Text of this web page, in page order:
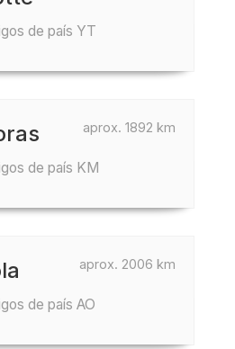
de país YT
aprox. 1892 km
de país KM
aprox. 2006 km
de país AO